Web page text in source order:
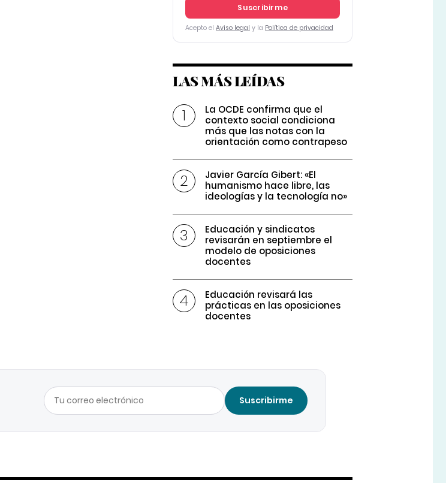
Suscribirme
Acepto el Aviso legal y la Política de privacidad
LAS MÁS LEÍDAS
La OCDE confirma que el
contexto social condiciona
más que las notas con la
orientación como contrapeso
Javier García Gibert: «El
humanismo hace libre, las
ideologías y la tecnología no»
Educación y sindicatos
revisarán en septiembre el
modelo de oposiciones
docentes
Educación revisará las
prácticas en las oposiciones
docentes
Suscribirme